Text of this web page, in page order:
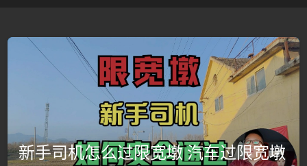
新手司机怎么过限宽墩 汽车过限宽墩